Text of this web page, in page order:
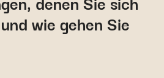
wie gehen Sie